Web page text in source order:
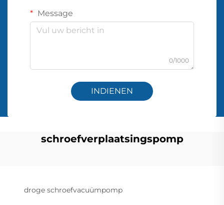
Message
0/1000
INDIENEN
schroefverplaatsingspomp
droge schroefvacuümpomp